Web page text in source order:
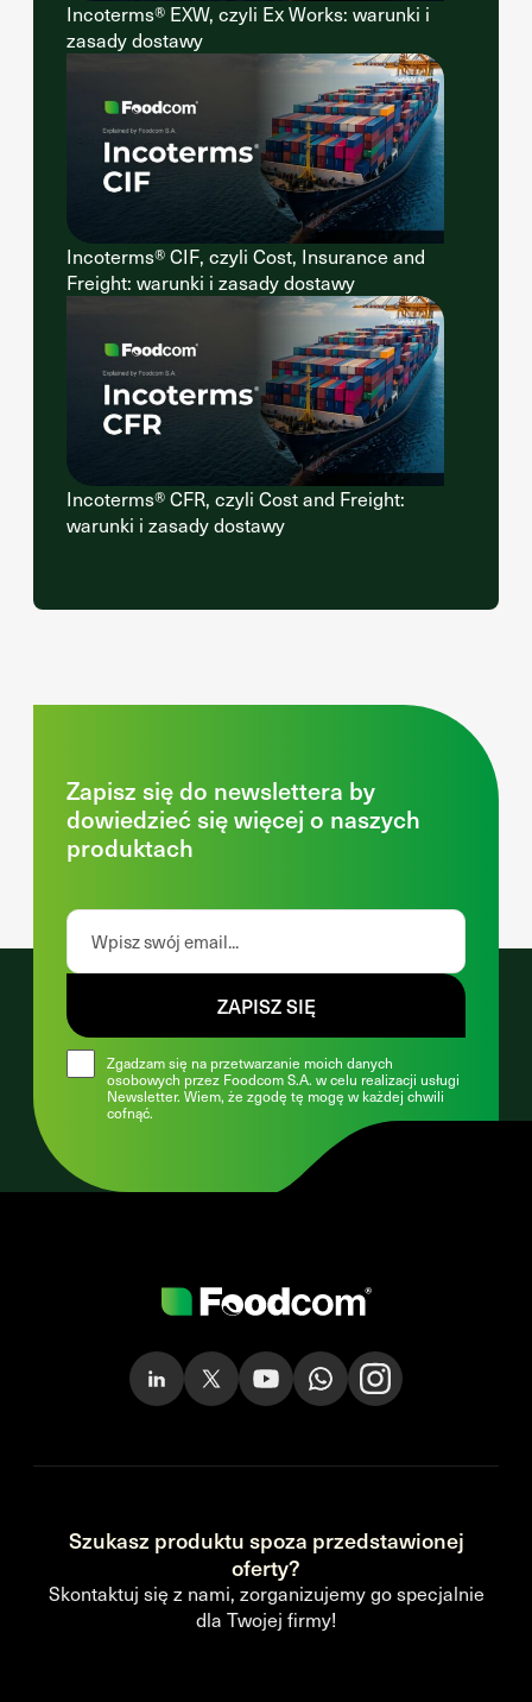
Incoterms® EXW, czyli Ex Works: warunki i
zasady dostawy
Incoterms® CIF, czyli Cost, Insurance and
Freight: warunki i zasady dostawy
Incoterms® CFR, czyli Cost and Freight:
warunki i zasady dostawy
Zapisz się do newslettera by
dowiedzieć się więcej o naszych
produktach
Zgadzam się na przetwarzanie moich danych
osobowych przez Foodcom S.A. w celu realizacji usługi
Newsletter. Wiem, że zgodę tę mogę w każdej chwili
cofnąć.
ZAPISZ SIĘ
Szukasz produktu spoza przedstawionej
oferty?
Skontaktuj się z nami, zorganizujemy go specjalnie
dla Twojej firmy!